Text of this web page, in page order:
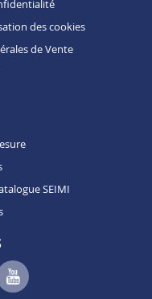
des cookies
de Vente
SEIMI